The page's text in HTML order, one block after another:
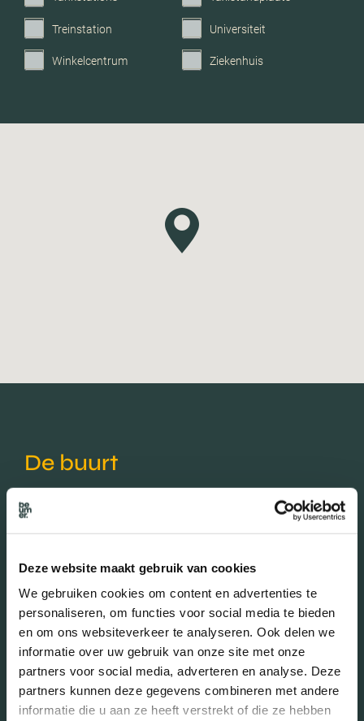
Deze website maakt gebruik van cookies
We gebruiken cookies om content en advertenties te
personaliseren, om functies voor social media te bieden
en om ons websiteverkeer te analyseren. Ook delen we
informatie over uw gebruik van onze site met onze
partners voor social media, adverteren en analyse. Deze
partners kunnen deze gegevens combineren met andere
informatie die u aan ze heeft verstrekt of die ze hebben
Treinstation Universiteit
Winkelcentrum Ziekenhuis
De buurt
Leeftijd in wijk
15 - 25 jaar (10.22%)
25 - 45 jaar (35.37%)
45 - 65 jaar (21.93%)
65+ jaar (12.37%)
Geslacht